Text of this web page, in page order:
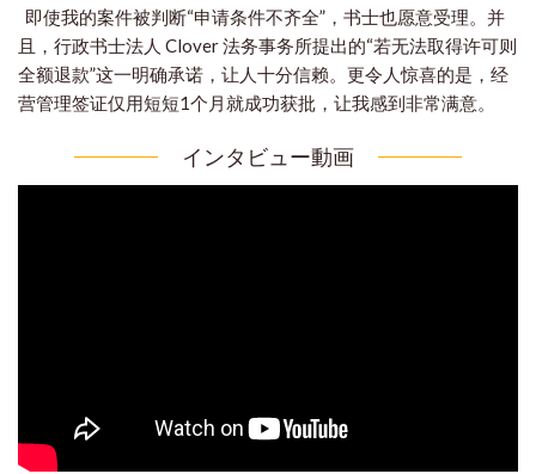
即使我的案件被判断“申请条件不齐全”，书士也愿意受理。 并
且，行政书士法人 Clover 法务事务所提出的“若无法取得许可则
全额退款”这一明确承诺，让人十分信赖。 更令人惊喜的是，经
营管理签证仅用短短1个月就成功获批，让我感到非常满意。
インタビュー動画